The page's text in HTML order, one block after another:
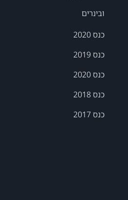
ובינרים
כנס 2020
כנס 2019
כנס 2020
כנס 2018
כנס 2017